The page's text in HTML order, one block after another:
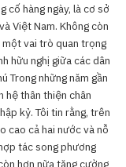
cố hàng ngày, là cơ sở
Việt Nam. Không còn
một vai trò quan trọng
hữu nghị giữa các dân
Trong những năm gần
hệ thân thiện chân
kỷ. Tôi tin rằng, trên
cao cả hai nước và nỗ
tác song phương
hơn nữa tăng cường